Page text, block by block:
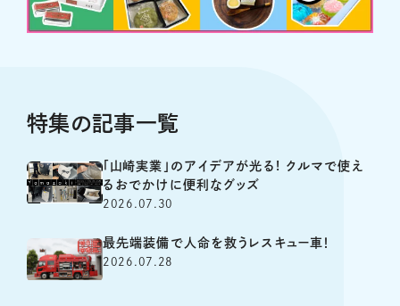
特集の記事一覧
「山崎実業」のアイデアが光る! クルマで使え
るおでかけに便利なグッズ
2026.07.30
最先端装備で人命を救うレスキュー車！
2026.07.28